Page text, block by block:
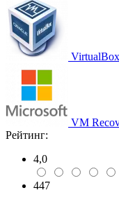
VM
Рейтинг:
4,0
447